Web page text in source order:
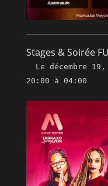
Stages & Soirée
Le décembre 19,
20:00 à 04:00